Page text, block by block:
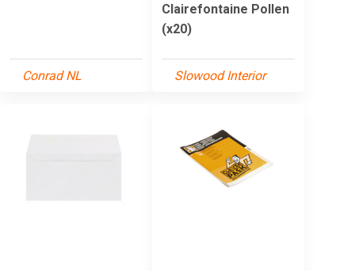
Conrad NL
Clairefontaine Pollen
(x20)
Slowood Interior